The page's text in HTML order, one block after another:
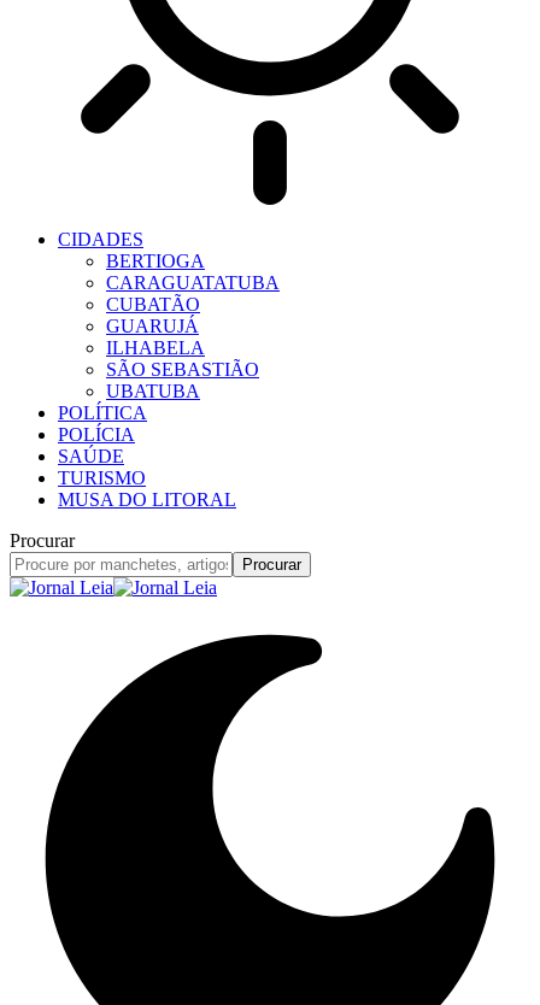
CIDADES
BERTIOGA
CARAGUATATUBA
CUBATÃO
GUARUJÁ
ILHABELA
SÃO SEBASTIÃO
UBATUBA
POLÍTICA
POLÍCIA
SAÚDE
TURISMO
MUSA DO LITORAL
Procurar